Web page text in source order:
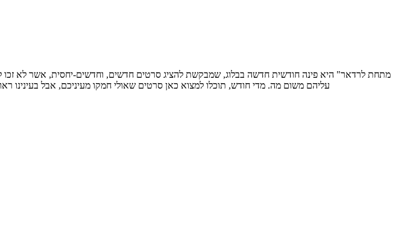
עליהם משום מה. מדי חודש, תוכלו למצוא כאן סרטים שאולי חמקו מעיניכם, אבל בעינינו ראויים להמלצה ולדיון. בשנת 2009 הוציא המוסיקאי